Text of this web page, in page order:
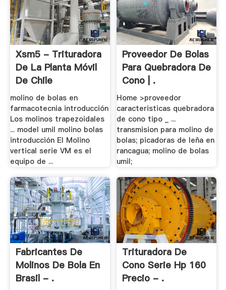
Xsm5 - Trituradora
De La Planta Móvil
De Chile
molino de bolas en
farmacotecnia introducción
Los molinos trapezoidales
... model umil molino bolas
introducción El Molino
vertical serie VM es el
equipo de ...
Proveedor De Bolas
Para Quebradora De
Cono | .
Home >proveedor
caracteristicas quebradora
de cono tipo _ ...
transmision para molino de
bolas; picadoras de leña en
rancagua; molino de bolas
umil;
Fabricantes De
Molinos De Bola En
Brasil - .
Trituradora De
Cono Serie Hp 160
Precio - .